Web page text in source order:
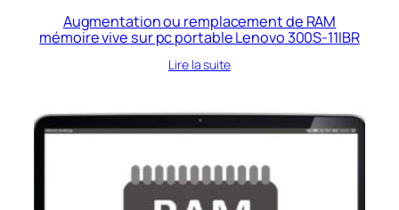
Augmentation ou remplacement de RAM
mémoire vive sur pc portable Lenovo 300S-11IBR
Lire la suite